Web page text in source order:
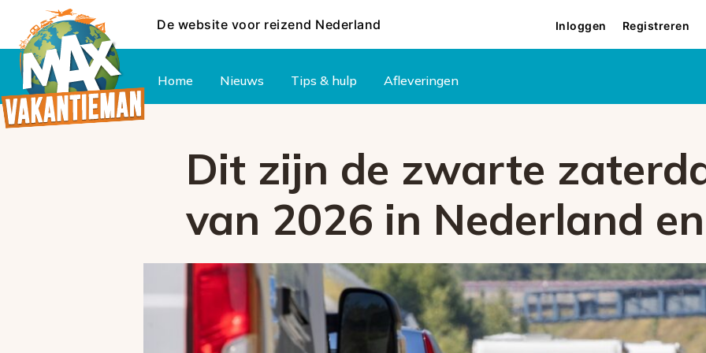
De website voor reizend Nederland Inloggen Registreren
Home Nieuws Tips & hulp Afleveringen
Dit zijn de zwarte
van 2026 in Nederland